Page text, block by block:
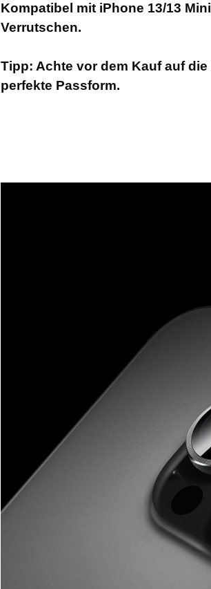
Kompatibel mit iPhone 13/13
Verrutschen.
Tipp: Achte vor dem Kauf auf
perfekte Passform.